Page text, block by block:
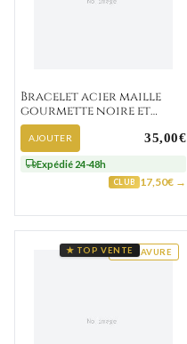
Bracelet acier maille
gourmette noire et
Roukos strass
AJOUTER 35,00€
Expédié 24-48h
CLUB 17,50€ →
GRAVURE
★ TOP VENTE